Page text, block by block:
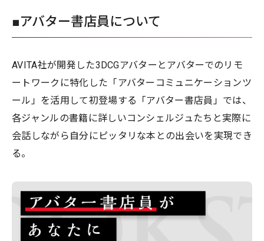
■アバター書店員について
AVITA社が開発した3DCGアバターとアバターでのリモ
ートワークに特化した「アバターコミュニケーションツ
ール」を活用して初登場する「アバター書店員」では、
各ジャンルの書籍に詳しいコンシェルジュたちと実際に
会話しながら⾃分にピッタリな本との出会いを実現でき
る。